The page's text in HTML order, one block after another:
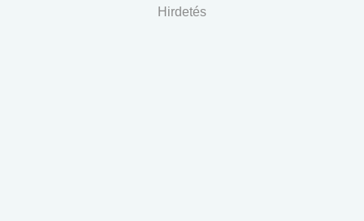
Hirdetés